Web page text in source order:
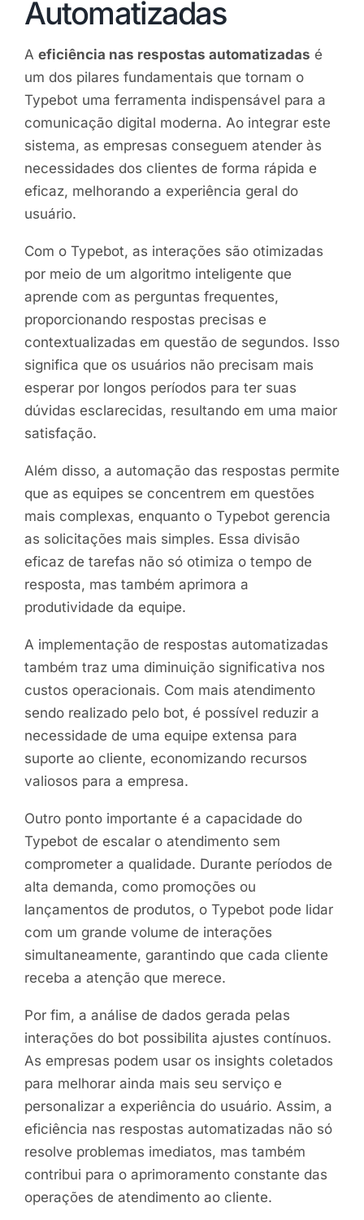
Automatizadas
A eficiência nas respostas automatizadas é
um dos pilares fundamentais que tornam o
Typebot uma ferramenta indispensável para a
comunicação digital moderna. Ao integrar este
sistema, as empresas conseguem atender às
necessidades dos clientes de forma rápida e
eficaz, melhorando a experiência geral do
usuário.
Com o Typebot, as interações são otimizadas
por meio de um algoritmo inteligente que
aprende com as perguntas frequentes,
proporcionando respostas precisas e
contextualizadas em questão de segundos. Isso
significa que os usuários não precisam mais
esperar por longos períodos para ter suas
dúvidas esclarecidas, resultando em uma maior
satisfação.
Além disso, a automação das respostas permite
que as equipes se concentrem em questões
mais complexas, enquanto o Typebot gerencia
as solicitações mais simples. Essa divisão
eficaz de tarefas não só otimiza o tempo de
resposta, mas também aprimora a
produtividade da equipe.
A implementação de respostas automatizadas
também traz uma diminuição significativa nos
custos operacionais. Com mais atendimento
sendo realizado pelo bot, é possível reduzir a
necessidade de uma equipe extensa para
suporte ao cliente, economizando recursos
valiosos para a empresa.
Outro ponto importante é a capacidade do
Typebot de escalar o atendimento sem
comprometer a qualidade. Durante períodos de
alta demanda, como promoções ou
lançamentos de produtos, o Typebot pode lidar
com um grande volume de interações
simultaneamente, garantindo que cada cliente
receba a atenção que merece.
Por fim, a análise de dados gerada pelas
interações do bot possibilita ajustes contínuos.
As empresas podem usar os insights coletados
para melhorar ainda mais seu serviço e
personalizar a experiência do usuário. Assim, a
eficiência nas respostas automatizadas não só
resolve problemas imediatos, mas também
contribui para o aprimoramento constante das
operações de atendimento ao cliente.